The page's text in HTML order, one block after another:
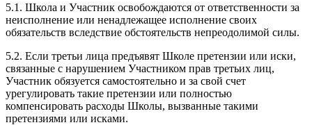
5.1. Школа и Участник освобождаются от ответственности за
неисполнение или ненадлежащее исполнение своих
обязательств вследствие обстоятельств непреодолимой силы.
5.2. Если третьи лица предъявят Школе претензии или иски,
связанные с нарушением Участником прав третьих лиц,
Участник обязуется самостоятельно и за свой счет
урегулировать такие претензии или полностью
компенсировать расходы Школы, вызванные такими
претензиями или исками.